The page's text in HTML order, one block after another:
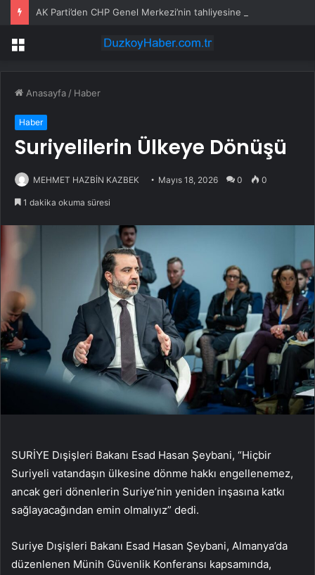
Menü
Anasayfa / Haber
Haber
Suriyelilerin Ülkeye Dönüşü
MEHMET HAZBİN KAZBEK Mayıs 18, 2026 0 0
1 dakika okuma süresi
SURİYE Dışişleri Bakanı Esad Hasan Şeybani, “Hiçbir
Suriyeli vatandaşın ülkesine dönme hakkı engellenemez,
ancak geri dönenlerin Suriye’nin yeniden inşasına katkı
sağlayacağından emin olmalıyız” dedi.
Suriye Dışişleri Bakanı Esad Hasan Şeybani, Almanya’da
düzenlenen Münih Güvenlik Konferansı kapsamında,